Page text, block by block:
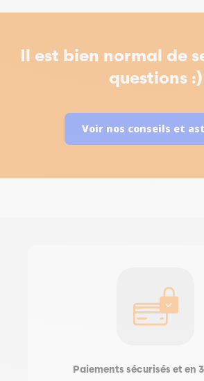
Il est bien normal de
questions :)
Voir nos conseils et
Paiements sécurisés et en